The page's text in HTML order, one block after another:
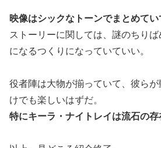
映像はシックなトーンでまとめてい
ストーリーに関しては、謎のちり
になるつくりになっていていい。
役者陣は大物が揃っていて、彼ら
けでも楽しいはずだ。
特にキーラ・ナイトレイは流石の存